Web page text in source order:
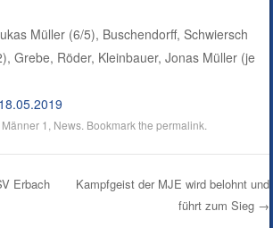
Müller (6/5), Buschendorff, Schwiersch
Grebe, Röder, Kleinbauer, Jonas Müller (je
Männer 1 News . Bookmark thepermalink
Erbach
Kampfgeist der MJE wird belohnt und
führt zum Sieg →